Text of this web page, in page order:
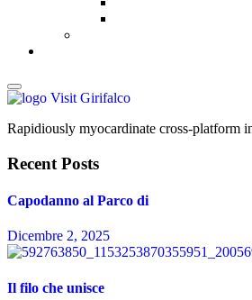
Rapidiously myocardinate cross-platform
Recent Posts
Capodanno al Parco di
Dicembre 2, 2025
Il filo che unisce